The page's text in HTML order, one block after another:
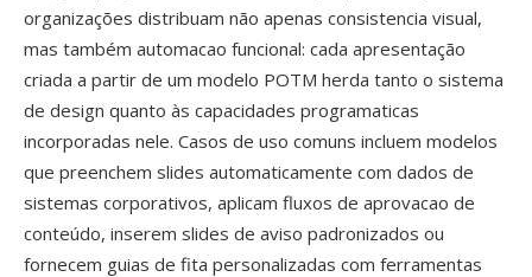
organizações distribuam não apenas consistencia visual,
mas também automacao funcional: cada apresentação
criada a partir de um modelo POTM herda tanto o sistema
de design quanto às capacidades programaticas
incorporadas nele. Casos de uso comuns incluem modelos
que preenchem slides automaticamente com dados de
sistemas corporativos, aplicam fluxos de aprovacao de
conteúdo, inserem slides de aviso padronizados ou
fornecem guias de fita personalizadas com ferramentas